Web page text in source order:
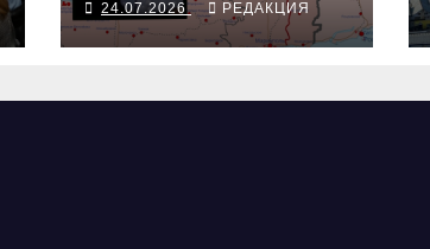
24.07.2026 РЕДАКЦИЯ